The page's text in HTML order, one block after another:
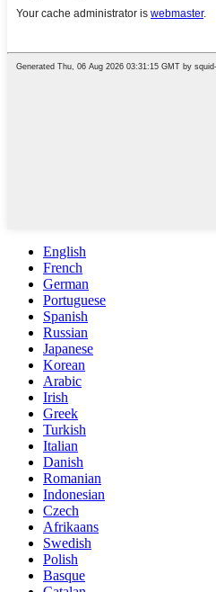
English
French
German
Portuguese
Spanish
Russian
Japanese
Korean
Arabic
Irish
Greek
Turkish
Italian
Danish
Romanian
Indonesian
Czech
Afrikaans
Swedish
Polish
Basque